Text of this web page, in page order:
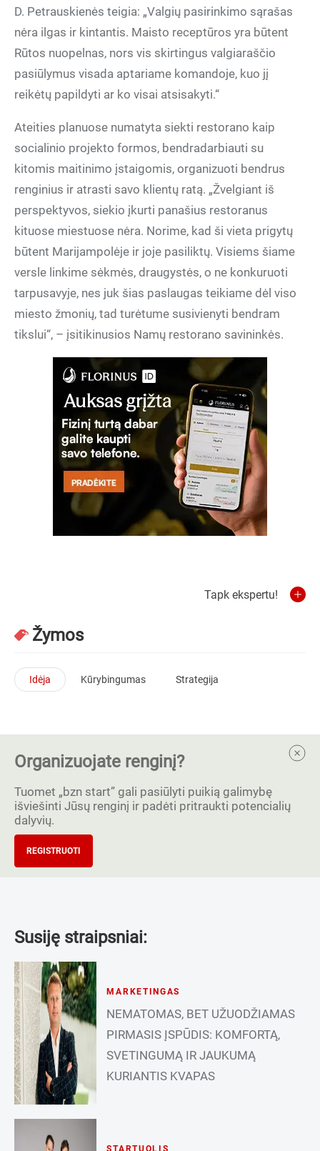
D. Petrauskienės teigia: „Valgių pasirinkimo sąrašas
nėra ilgas ir kintantis. Maisto receptūros yra būtent
Rūtos nuopelnas, nors vis skirtingus valgiaraščio
pasiūlymus visada aptariame komandoje, kuo jį
reikėtų papildyti ar ko visai atsisakyti.“
Ateities planuose numatyta siekti restorano kaip
socialinio projekto formos, bendradarbiauti su
kitomis maitinimo įstaigomis, organizuoti bendrus
renginius ir atrasti savo klientų ratą. „Žvelgiant iš
perspektyvos, siekio įkurti panašius restoranus
kituose miestuose nėra. Norime, kad ši vieta prigytų
būtent Marijampolėje ir joje pasiliktų. Visiems šiame
versle linkime sėkmės, draugystės, o ne konkuruoti
tarpusavyje, nes juk šias paslaugas teikiame dėl viso
miesto žmonių, tad turėtume susivienyti bendram
tikslui“, – įsitikinusios Namų restorano savininkės.
Tapk ekspertu!
Žymos
Idėja Kūrybingumas Strategija
Organizuojate renginį?
Tuomet „bzn start” gali pasiūlyti puikią galimybę
išviešinti Jūsų renginį ir padėti pritraukti potencialių
dalyvių.
REGISTRUOTI
Susiję straipsniai:
MARKETINGAS
NEMATOMAS, BET UŽUODŽIAMAS
PIRMASIS ĮSPŪDIS: KOMFORTĄ,
SVETINGUMĄ IR JAUKUMĄ
KURIANTIS KVAPAS
STARTUOLIS